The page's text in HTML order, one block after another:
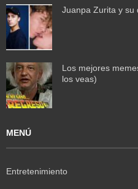
Juanpa Zurita y su
Los mejores
los veas)
MENÚ
Entretenimiento